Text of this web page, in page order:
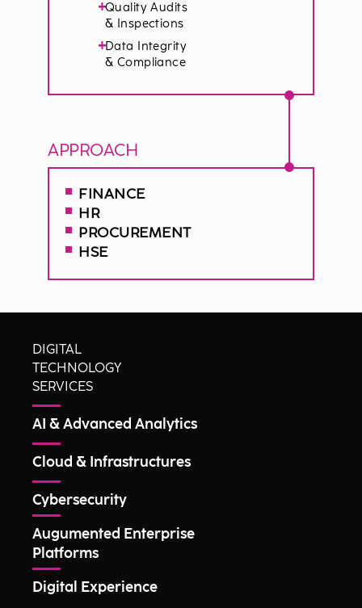
+Quality Audits
& Inspections
+Data Integrity
& Compliance
APPROACH
FINANCE
HR
PROCUREMENT
HSE
DIGITAL
TECHNOLOGY
SERVICES
AI & Advanced Analytics
Cloud & Infrastructures
Cybersecurity
Augumented Enterprise
Platforms
Digital Experience